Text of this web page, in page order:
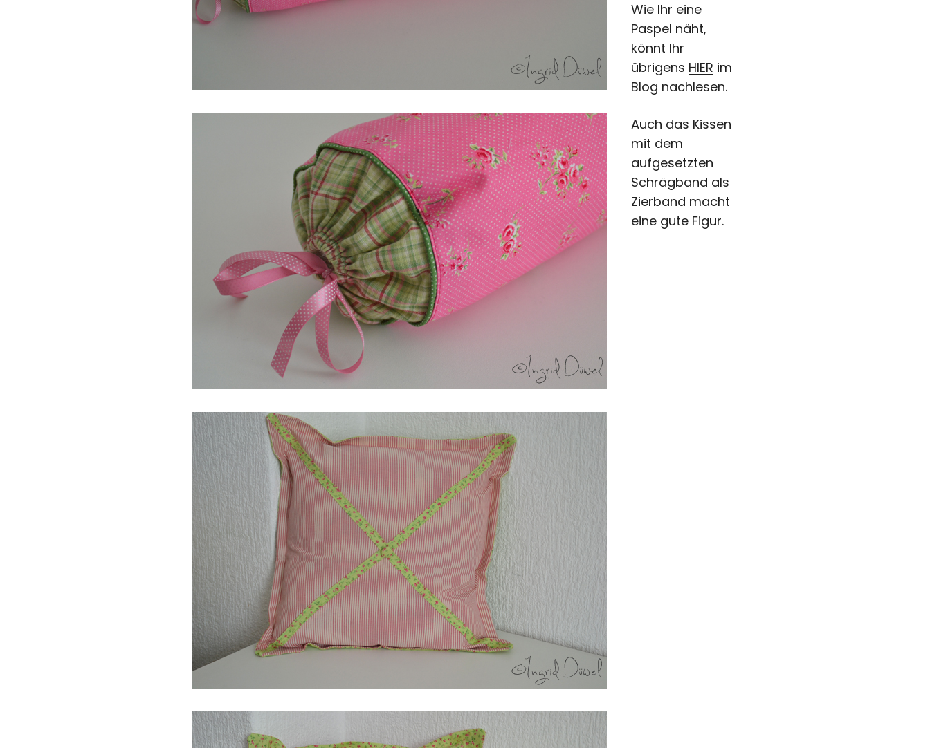
Wie Ihr eine
Paspel näht,
könnt Ihr
übrigens HIER im
Blog nachlesen.
Auch das Kissen
mit dem
aufgesetzten
Schrägband als
Zierband macht
eine gute Figur.